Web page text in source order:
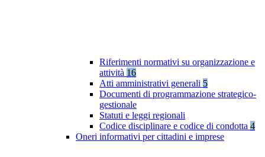
Riferimenti normativi su organizzazione e
attività 16
Atti amministrativi generali 5
Documenti di programmazione strategico-
gestionale
Statuti e leggi regionali
Codice disciplinare e codice di condotta 4
Oneri informativi per cittadini e imprese